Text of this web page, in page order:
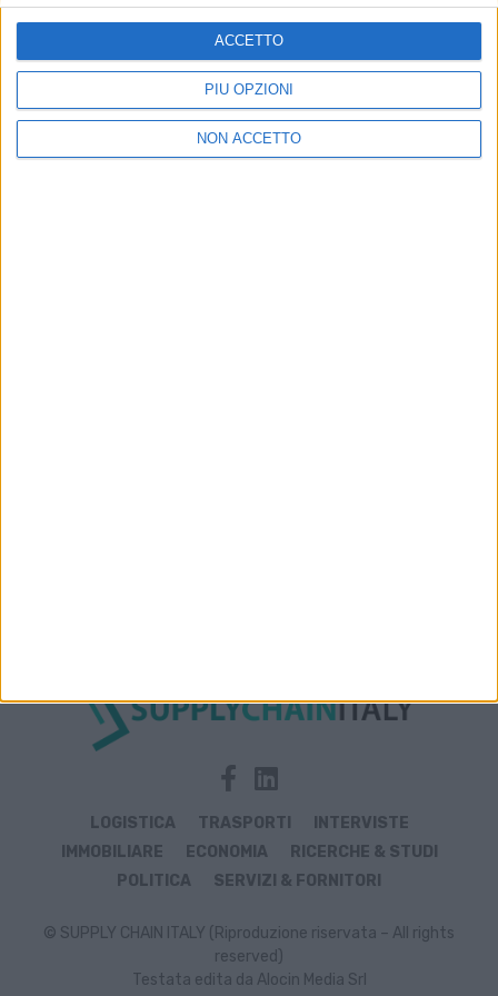
PIÙ OPZIONI
NON ACCETTO
ACCETTO
ISCRIVITI
Dichiaro di aver letto e compreso l'informativa sulla privacy e
di dare il mio consenso alla ricezione di promozioni commerciali
LOGISTICA TRASPORTI
INTERVISTE
IMMOBILIARE
ECONOMIA
RICERCHE & STUDI
POLITICA
SERVIZI & FORNITORI
© SUPPLY CHAIN ITALY (Riproduzione riservata – All rights
reserved)
Testata edita da Alocin Media Srl